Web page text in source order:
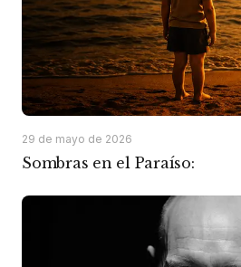
29 de mayo de 2026
Sombras en el Paraíso: